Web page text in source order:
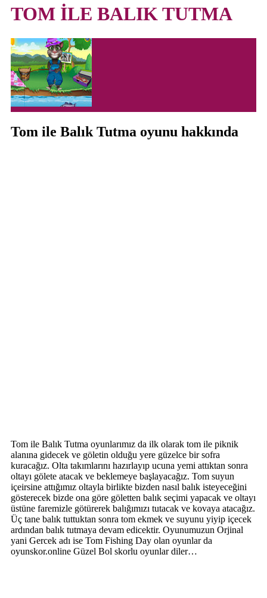
TOM İLE BALIK TUTMA
Tom ile Balık Tutma oyunu hakkında
Tom ile Balık Tutma oyunlarımız da ilk olarak tom ile piknik
alanına gidecek ve göletin olduğu yere güzelce bir sofra
kuracağız. Olta takımlarını hazırlayıp ucuna yemi attıktan sonra
oltayı gölete atacak ve beklemeye başlayacağız. Tom suyun
içeirsine attığımız oltayla birlikte bizden nasıl balık isteyeceğini
gösterecek bizde ona göre göletten balık seçimi yapacak ve oltayı
üstüne faremizle götürerek balığımızı tutacak ve kovaya atacağız.
Üç tane balık tuttuktan sonra tom ekmek ve suyunu yiyip içecek
ardından balık tutmaya devam edicektir. Oyunumuzun Orjinal
yani Gercek adı ise Tom Fishing Day olan oyunlar da
oyunskor.online Güzel Bol skorlu oyunlar diler…